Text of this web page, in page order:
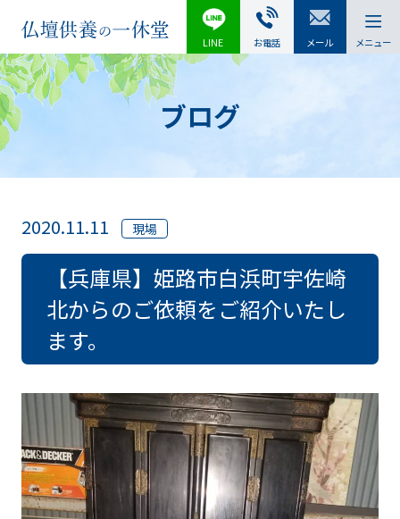
LINE お電話 メール メニュー
ブログ
2020.11.11 現場
【兵庫県】姫路市白浜町宇佐崎
北からのご依頼をご紹介いたし
ます。